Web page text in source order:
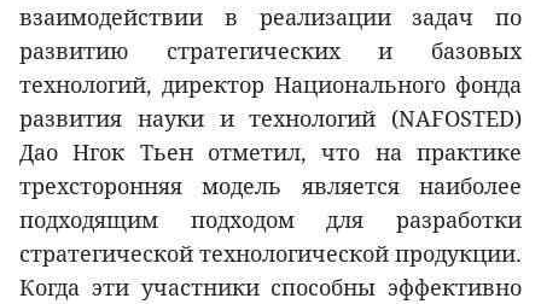
взаимодействии в реализации задач по
развитию стратегических и базовых
технологий, директор Национального фонда
развития науки и технологий (NAFOSTED)
Дао Нгок Тьен отметил, что на практике
трехсторонняя модель является наиболее
подходящим подходом для разработки
стратегической технологической продукции.
Когда эти участники способны эффективно